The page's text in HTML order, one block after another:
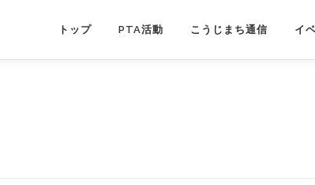
トップ PTA活動 こうじまち通信 イ